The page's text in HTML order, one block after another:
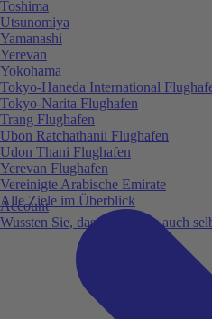
Account
Wussten Sie, dass Sie vieles auch
Toshima
Utsunomiya
Yamanashi
Yerevan
Yokohama
Tokyo-Haneda International
Tokyo-Narita Flughafen
Trang Flughafen
Ubon Ratchathanii Flughafen
Udon Thani Flughafen
Yerevan Flughafen
Vereinigte Arabische Emirate
Alle Ziele im Überblick